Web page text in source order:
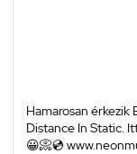
Hamarosan érkezik
Distance In Static.
😀📀💿